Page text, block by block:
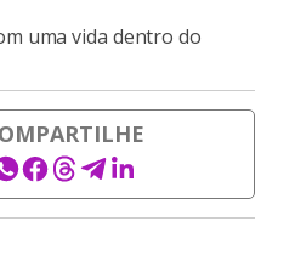
uma vida dentro do